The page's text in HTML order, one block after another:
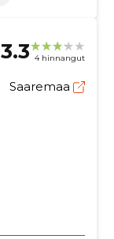
3.3 4 hinnangut
Saaremaa